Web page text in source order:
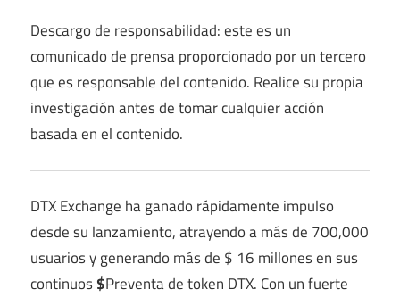
Descargo de responsabilidad: este es un
comunicado de prensa proporcionado por un tercero
que es responsable del contenido. Realice su propia
investigación antes de tomar cualquier acción
basada en el contenido.
DTX Exchange ha ganado rápidamente impulso
desde su lanzamiento, atrayendo a más de 700,000
usuarios y generando más de $ 16 millones en sus
continuos$Preventa de token DTX. Con un fuerte